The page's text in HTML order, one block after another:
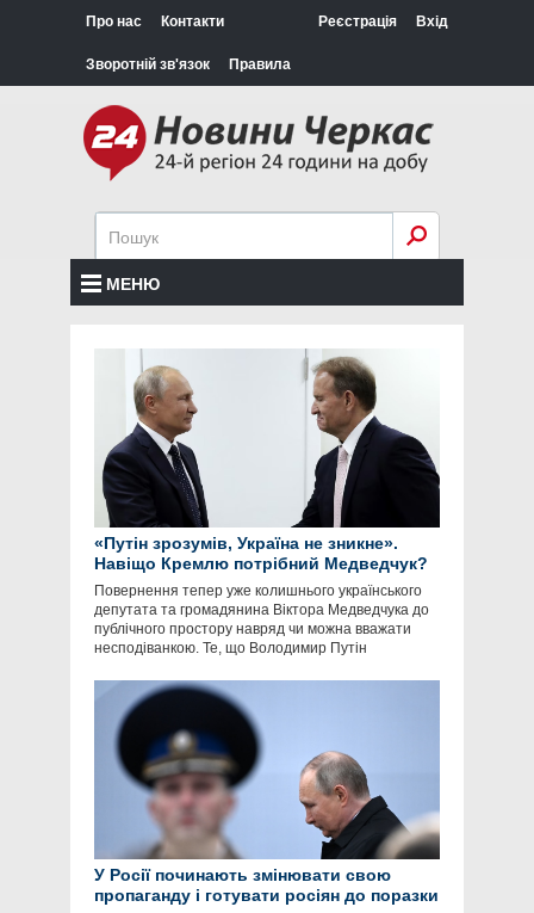
Про нас Контакти
Зворотній зв'язок Правила
Реєстрація Вхід
МЕНЮ
«Путін зрозумів, Україна не зникне».
Навіщо Кремлю потрібний Медведчук?
Повернення тепер уже колишнього українського
депутата та громадянина Віктора Медведчука до
публічного простору навряд чи можна вважати
несподіванкою. Те, що Володимир Путін
У Росії починають змінювати свою
пропаганду і готувати росіян до поразки